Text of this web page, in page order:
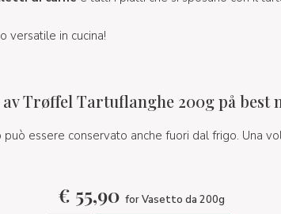
versatile in cucina!
Trøffel Tartuflanghe 200g på best
può essere conservato anche fuori dal frigo. Una
€ 55,90 for Vasetto da 200g